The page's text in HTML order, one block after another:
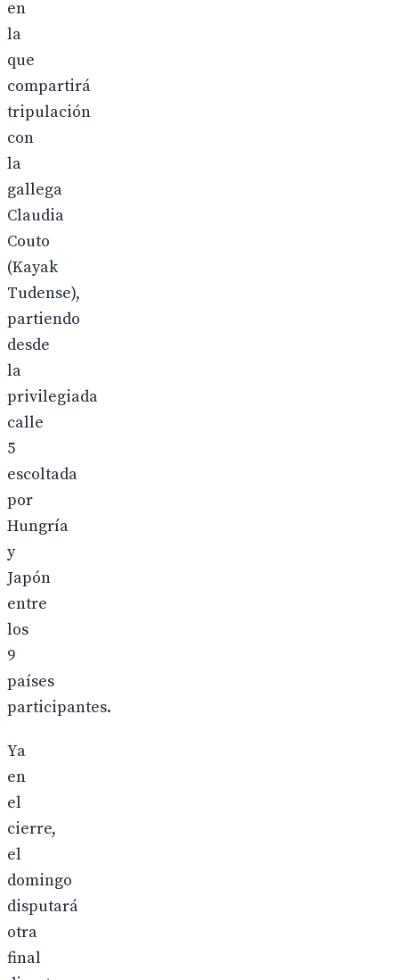
en
la
que
compartirá
tripulación
con
la
gallega
Claudia
Couto
(Kayak
Tudense),
partiendo
desde
la
privilegiada
calle
5
escoltada
por
Hungría
y
Japón
entre
los
9
países
participantes.
Ya
en
el
cierre,
el
domingo
disputará
otra
final